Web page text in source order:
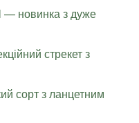
— новинка з дуже
стрекет з
сорт з ланцетним